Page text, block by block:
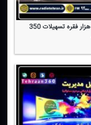
در برنامه «پل مدیریت» بشنوید؛ پرداخت 4 هزار فقره تسهیلات 350